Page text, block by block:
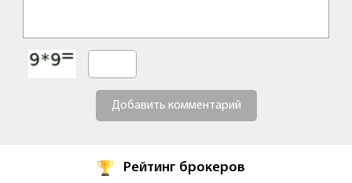
Добавить комментарий
Рейтинг брокеров